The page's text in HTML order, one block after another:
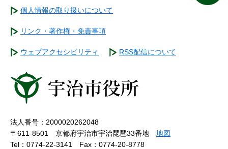
個人情報の取り扱いについて
リンク・著作権・免責事項
ウェブアクセシビリティ RSS配信について
法人番号：2000020262048
〒611-8501 京都府宇治市宇治琵琶33番地 地図
Tel：0774-22-3141
Fax：0774-20-8778